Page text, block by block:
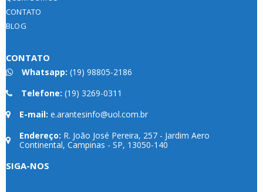
CONTATO
BLOG
CONTATO
Whatsapp: (19) 98805-2186
Telefone: (19) 3269-0311
E-mail: e.arantesinfo@uol.com.br
Endereço: R. João José Pereira, 257 - Jardim Aero
Continental, Campinas - SP, 13050-140
SIGA-NOS